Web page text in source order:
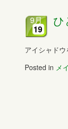
9月
19
ひ
アイシャド
Posted in メ